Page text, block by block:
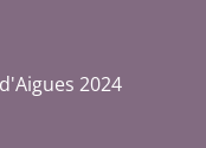
2024